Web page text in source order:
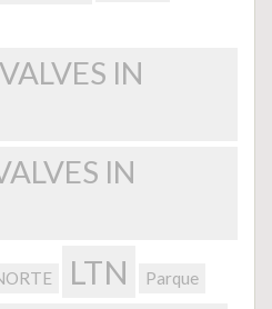
IN
IN
LTN Parque